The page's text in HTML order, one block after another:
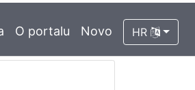
O portalu Novo HR